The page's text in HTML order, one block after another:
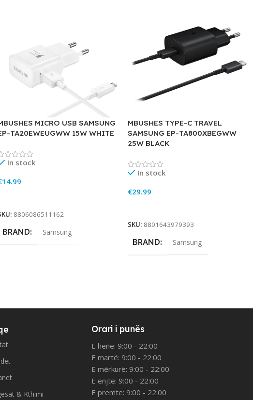
MICRO USB SAMSUNG
TA20EWEUGWW 15W WHITE
In stock
14.99
8806086511162
BRAND Samsung
MBUSHES TYPE-C TRAVEL
SAMSUNG EP-TA800XBEGWW
25W BLACK
In stock
€29.99
SKU: 8801643979393
BRAND Samsung
& Kthimi
Orari i punës
E hënë: 9:00 - 22:00
E martë: 9:00 - 22:00
E mërkurë: 9:00 - 22:00
E enjte: 9:00 - 22:00
E premte: 9:00 - 22:00